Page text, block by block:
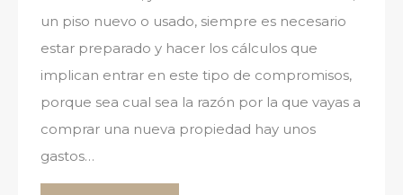
un piso nuevo o usado, siempre es necesario
estar preparado y hacer los cálculos que
implican entrar en este tipo de compromisos,
porque sea cual sea la razón por la que vayas a
comprar una nueva propiedad hay unos
gastos…